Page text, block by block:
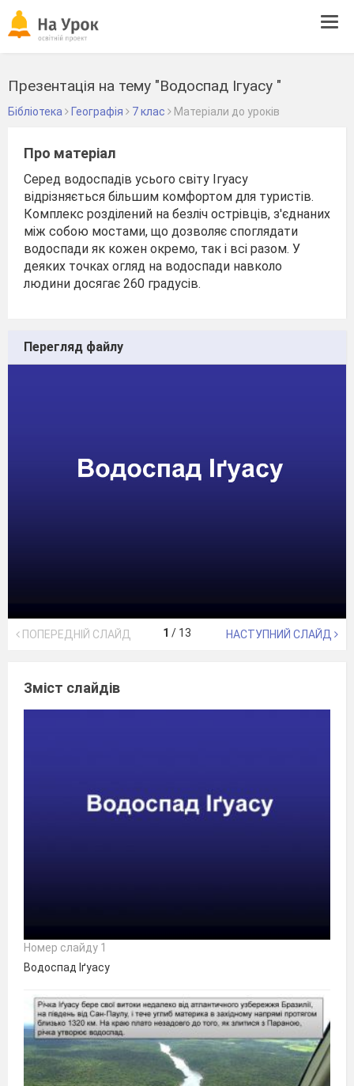
Презентація на тему "Водоспад Ігуасу "
Бібліотека Географія 7 клас Матеріали до уроків
Про матеріал
Серед водоспадів усього світу Ігуасу
відрізняється більшим комфортом для туристів.
Комплекс розділений на безліч острівців, з'єднаних
між собою мостами, що дозволяє споглядати
водоспади як кожен окремо, так і всі разом. У
деяких точках огляд на водоспади навколо
людини досягає 260 градусів.
Перегляд файлу
ПОПЕРЕДНІЙ СЛАЙД 1 / 13 НАСТУПНИЙ СЛАЙД
Зміст слайдів
Номер слайду 1
Водоспад Іґуасу